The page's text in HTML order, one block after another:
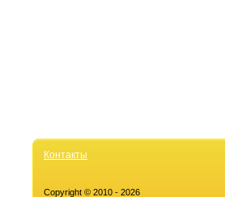
Контакты
Copyright © 2010 - 2026